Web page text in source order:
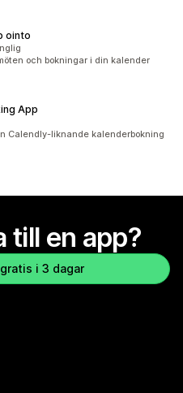
ointo
och bokningar i din kalender
App
Calendly-liknande kalenderbokning
till en app?
i 3 dagar